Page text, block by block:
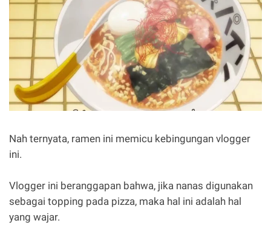
Nah ternyata, ramen ini memicu kebingungan vlogger
ini.
Vlogger ini beranggapan bahwa, jika nanas digunakan
sebagai topping pada pizza, maka hal ini adalah hal
yang wajar.